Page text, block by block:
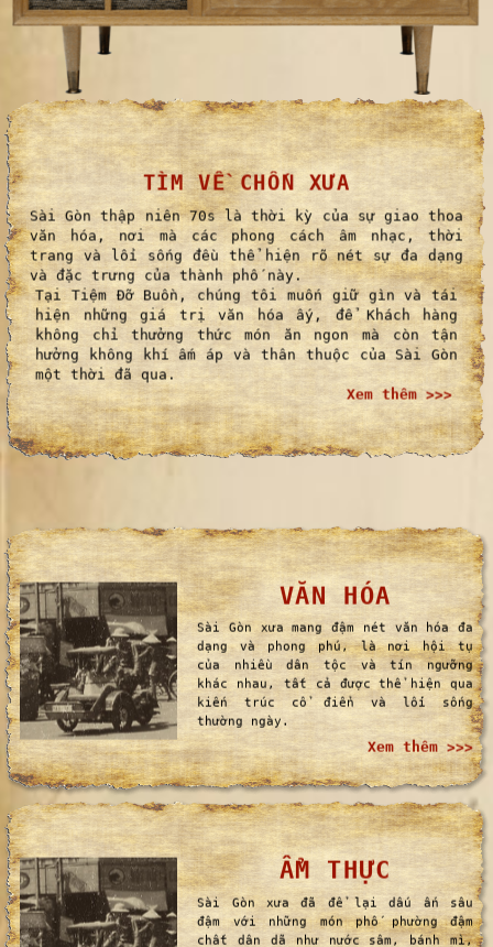
TÌM VỀ CHỐN XƯA
Sài Gòn thập niên 70s là thời kỳ của sự giao thoa
văn hóa, nơi mà các phong cách âm nhạc, thời
trang và lối sống đều thể hiện rõ nét sự đa dạng
và đặc trưng của thành phố này.
Tại Tiệm Đỡ Buồn, chúng tôi muốn giữ gìn và tái
hiện những giá trị văn hóa ấy, để Khách hàng
không chỉ thưởng thức món ăn ngon mà còn tận
hưởng không khí ấm áp và thân thuộc của Sài Gòn
một thời đã qua.
Xem thêm >>>
VĂN HÓA
Sài Gòn xưa mang đậm nét văn hóa đa
dạng và phong phú, là nơi hội tụ
của nhiều dân tộc và tín ngưỡng
khác nhau, tất cả được thể hiện qua
kiến trúc cổ điển và lối sống
thường ngày.
Xem thêm >>>
ẨM THỰC